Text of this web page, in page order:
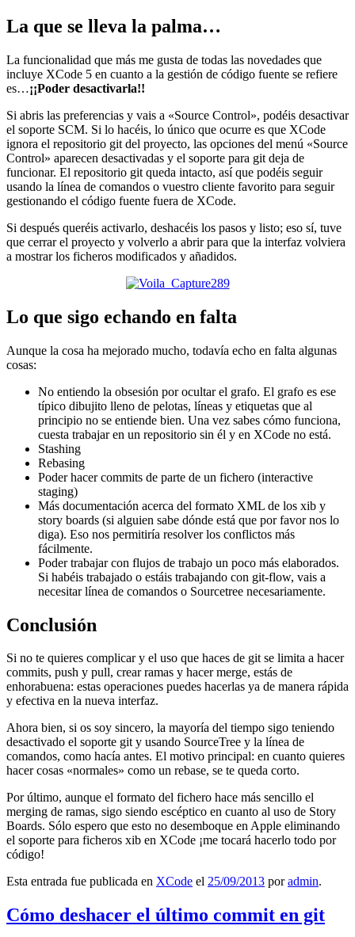
La que se lleva la palma…
La funcionalidad que más me gusta de todas las novedades que
incluye XCode 5 en cuanto a la gestión de código fuente se refiere
es…¡¡Poder desactivarla!!
Si abris las preferencias y vais a «Source Control», podéis desactivar
el soporte SCM. Si lo hacéis, lo único que ocurre es que XCode
ignora el repositorio git del proyecto, las opciones del menú «Source
Control» aparecen desactivadas y el soporte para git deja de
funcionar. El repositorio git queda intacto, así que podéis seguir
usando la línea de comandos o vuestro cliente favorito para seguir
gestionando el código fuente fuera de XCode.
Si después queréis activarlo, deshacéis los pasos y listo; eso sí, tuve
que cerrar el proyecto y volverlo a abrir para que la interfaz volviera
a mostrar los ficheros modificados y añadidos.
Lo que sigo echando en falta
Aunque la cosa ha mejorado mucho, todavía echo en falta algunas
cosas:
No entiendo la obsesión por ocultar el grafo. El grafo es ese
típico dibujito lleno de pelotas, líneas y etiquetas que al
principio no se entiende bien. Una vez sabes cómo funciona,
cuesta trabajar en un repositorio sin él y en XCode no está.
Stashing
Rebasing
Poder hacer commits de parte de un fichero (interactive
staging)
Más documentación acerca del formato XML de los xib y
story boards (si alguien sabe dónde está que por favor nos lo
diga). Eso nos permitiría resolver los conflictos más
fácilmente.
Poder trabajar con flujos de trabajo un poco más elaborados.
Si habéis trabajado o estáis trabajando con git-flow, vais a
necesitar línea de comandos o Sourcetree necesariamente.
Conclusión
Si no te quieres complicar y el uso que haces de git se limita a hacer
commits, push y pull, crear ramas y hacer merge, estás de
enhorabuena: estas operaciones puedes hacerlas ya de manera rápida
y efectiva en la nueva interfaz.
Ahora bien, si os soy sincero, la mayoría del tiempo sigo teniendo
desactivado el soporte git y usando SourceTree y la línea de
comandos, como hacía antes. El motivo principal: en cuanto quieres
hacer cosas «normales» como un rebase, se te queda corto.
Por último, aunque el formato del fichero hace más sencillo el
merging de ramas, sigo siendo escéptico en cuanto al uso de Story
Boards. Sólo espero que esto no desemboque en Apple eliminando
el soporte para ficheros xib en XCode ¡me tocará hacerlo todo por
código!
Esta entrada fue publicada en XCode el 25/09/2013 poradmin.
Cómo deshacer el último commit en git